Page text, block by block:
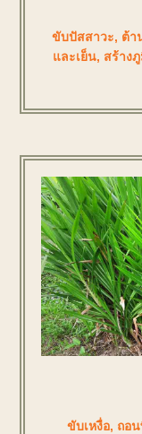
ขับปัสสาวะ, ต้า
และเย็น, สร้าง
ขับเหงื่อ, ถอ